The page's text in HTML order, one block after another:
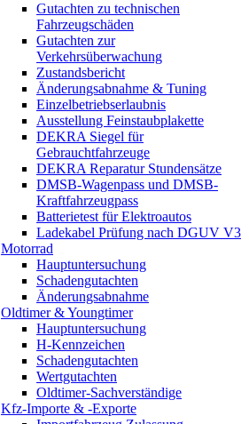
Gutachten zu technischen
Fahrzeugschäden
Gutachten zur
Verkehrsüberwachung
Zustandsbericht
Änderungsabnahme & Tuning
Einzelbetriebserlaubnis
Ausstellung Feinstaubplakette
DEKRA Siegel für
Gebrauchtfahrzeuge
DEKRA Reparatur Stundensätze
DMSB-Wagenpass und DMSB-
Kraftfahrzeugpass
Batterietest für Elektroautos
Ladekabel Prüfung nach DGUV V3
Motorrad
Hauptuntersuchung
Schadengutachten
Änderungsabnahme
Oldtimer & Youngtimer
Hauptuntersuchung
H-Kennzeichen
Schadengutachten
Wertgutachten
Oldtimer-Sachverständige
Kfz-Importe & -Exporte